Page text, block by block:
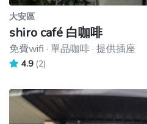
大安區
shiro café 白咖啡
免費wifi · 單品咖啡 · 提供插座
4.9 (2)